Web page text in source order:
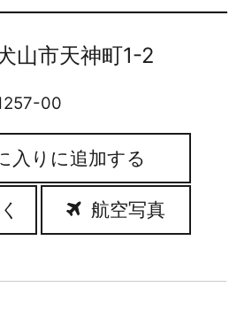
山市天神町1-2
00
入りに追加
航空写真